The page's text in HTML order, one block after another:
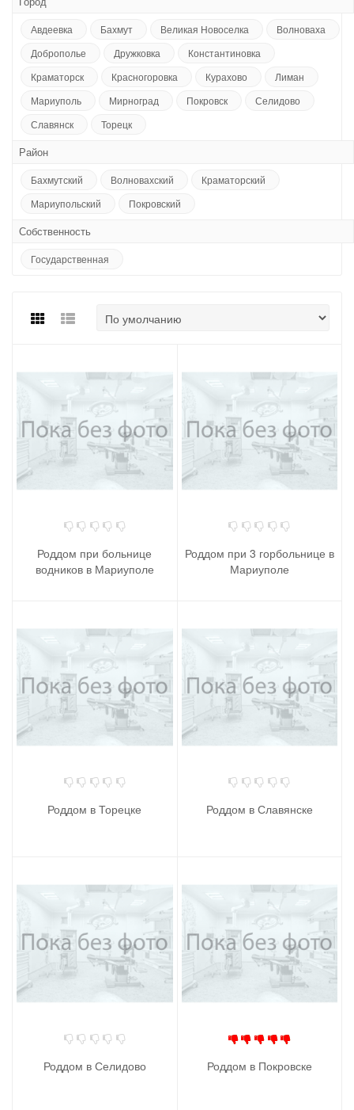
Авдеевка Бахмут Великая Новоселка
Волноваха
Доброполье
Дружковка
Константиновка
Краматорск
Красногоровка Курахово
Лиман
Мариуполь
Мирноград Покровск
Селидово
Славянск
Торецк
Район
Бахмутский Волновахский
Краматорский
Мариупольский
Покровский
Собственность
Государственная
Роддом при больнице
водников в Мариуполе
Роддом при 3 горбольнице в
Мариуполе
Роддом в Торецке Роддом в Славянске
Роддом в Селидово Роддом в Покровске